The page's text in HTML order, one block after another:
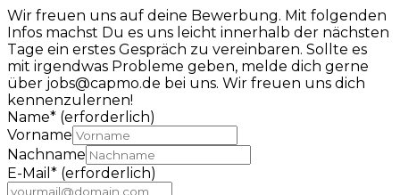
Wir freuen uns auf deine Bewerbung. Mit folgenden
Infos machst Du es uns leicht innerhalb der nächsten
Tage ein erstes Gespräch zu vereinbaren. Sollte es
mit irgendwas Probleme geben, melde dich gerne
über jobs@capmo.de bei uns. Wir freuen uns dich
kennenzulernen!
Name* (erforderlich)
Vorname
Nachname
E-Mail * (erforderlich)